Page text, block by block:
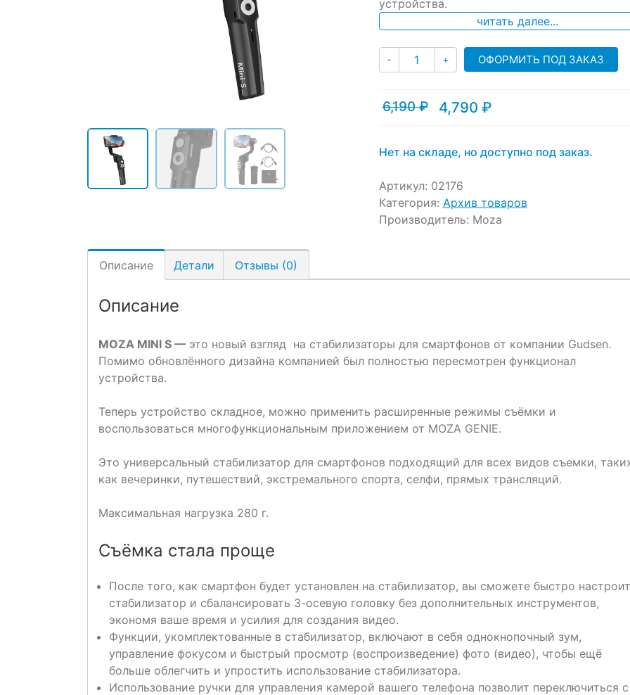
устройства.
читать далее...
- Количество
+ ОФОРМИТЬ ПОД ЗАКАЗ
6,190₽
Первоначальная
6,190 ₽.
4,790 ₽
Текущая
Нет на складе, но доступно под заказ.
Артикул: 02176
Категория: Архив товаров
Производитель: Moza
Описание Детали Отзывы (0)
Описание
MOZA MINI S — это новый взгляд на стабилизаторы для смартфонов от компании Gudsen.
Помимо обновлённого дизайна компанией был полностью пересмотрен функционал
устройства.
Теперь устройство складное, можно применить расширенные режимы съёмки и
воспользоваться многофункциональным приложением от MOZA GENIE.
Это универсальный стабилизатор для смартфонов подходящий для всех видов съемки,
как вечеринки, путешествий, экстремального спорта, селфи, прямых трансляций.
Максимальная нагрузка 280 г.
Съёмка стала проще
После того, как смартфон будет установлен на стабилизатор, вы сможете быстро
стабилизатор и сбалансировать 3-осевую головку без дополнительных инструментов,
экономя ваше время и усилия для создания видео.
Функции, укомплектованные в стабилизатор, включают в себя однокнопочный зум,
управление фокусом и быстрый просмотр (воспроизведение) фото (видео), чтобы ещё
больше облегчить и упростить использование стабилизатора.
Использование ручки для управления камерой вашего телефона позволит переключиться с